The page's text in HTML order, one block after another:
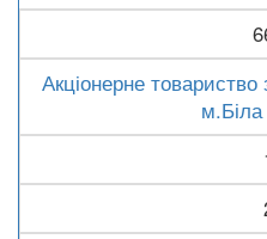
Акціонерне